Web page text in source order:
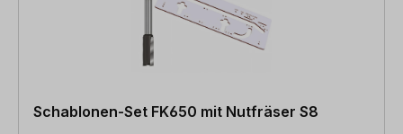
Schablonen-Set FK650 mit Nutfräser S8